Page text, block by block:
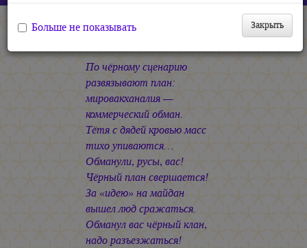
ШАБАШ
По чёрному сценарию
развязывают план:
мировакханалия —
коммерческий обман.
Тётя с дядей кровью масс
тихо упиваются…
Обманули, русы, вас!
Чёрный план свершается!
За «идею» на майдан
вышел люд сражаться.
Обманул вас чёрный клан,
надо разъезжаться!
Закрыть
Больше не показывать